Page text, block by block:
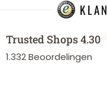
Trusted Shops4.30
1.332Beoordelingen